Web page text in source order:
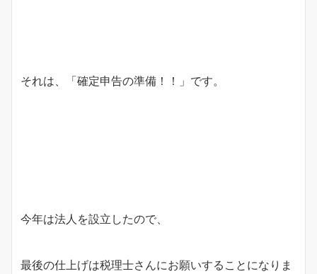
それは、「確定申告の準備！！」です。
今年は法人を設立したので、
最後の仕上げは税理士さんにお願いすることになりま